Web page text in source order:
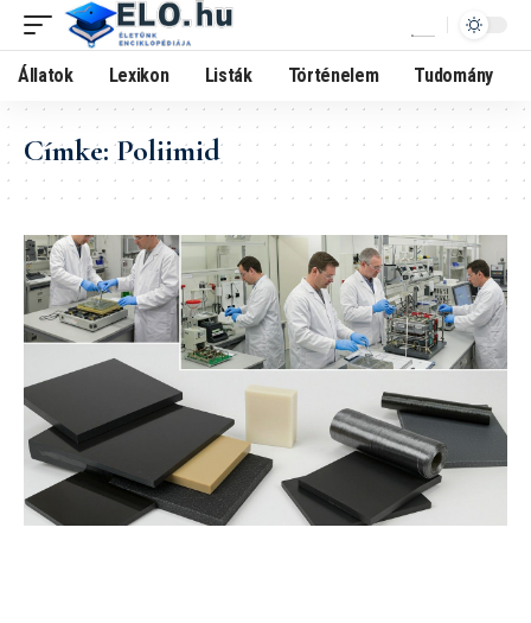
Állatok Lexikon Listák Történelem Tudomány
Címke:Poliimid